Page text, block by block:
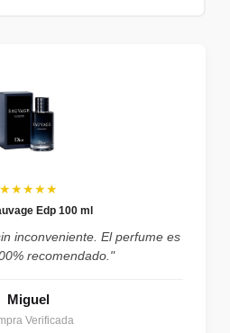
★★★★★
Edp 100 ml
inconveniente. El perfume es
recomendado."
Miguel
Verificada